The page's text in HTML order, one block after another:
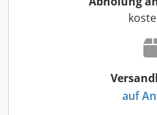
auf